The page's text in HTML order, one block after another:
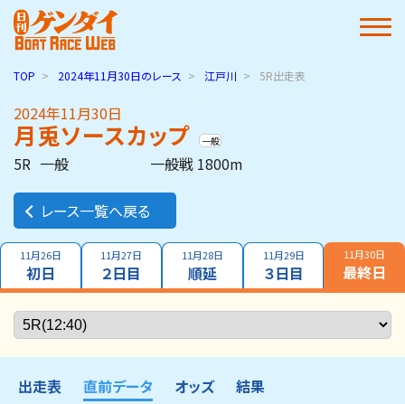
TOP 2024年11月30日のレース 江戸川 5R出走表
2024年11月30日
月兎ソースカップ 一般
5R 一般 一般戦 1800m
レース一覧へ戻る
11月26日
初日
11月27日
２日目
11月28日
順延
11月29日
３日目
11月30日
最終日
出走表 直前データ オッズ 結果